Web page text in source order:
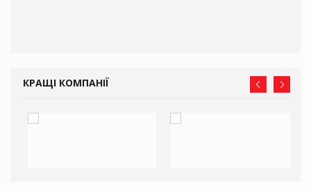
КРАЩІ КОМПАНІЇ